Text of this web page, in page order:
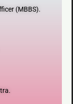
(MBBS).